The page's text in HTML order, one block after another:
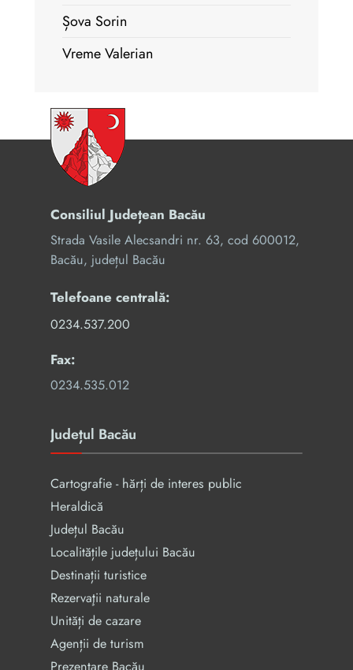
Șova Sorin
Vreme Valerian
Consiliul Județean Bacău
Strada Vasile Alecsandri nr. 63, cod 600012,
Bacău, județul Bacău
Telefoane centrală:
0234.537.200
Fax:
0234.535.012
Județul Bacău
Cartografie - hărți de interes public
Heraldică
Județul Bacău
Localitățile județului Bacău
Destinații turistice
Rezervaţii naturale
Unități de cazare
Agenții de turism